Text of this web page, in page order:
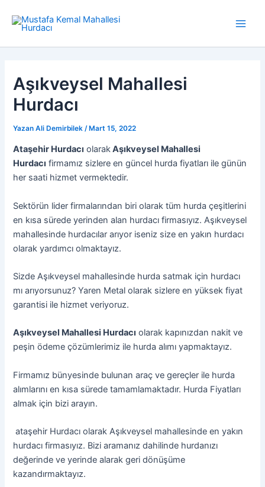
atla
Aşıkveysel Mahallesi
Hurdacı
Yazan Ali Demirbilek /Mart 15, 2022
Ataşehir Hurdacı olarakAşıkveysel Mahallesi
Hurdacı firmamız sizlere en güncel hurda fiyatları ile günün
her saati hizmet vermektedir.
Sektörün lider firmalarından biri olarak tüm hurda çeşitlerini
en kısa sürede yerinden alan hurdacı firmasıyız. Aşıkveysel
mahallesinde hurdacılar arıyor iseniz size en yakın hurdacı
olarak yardımcı olmaktayız.
Sizde Aşıkveysel mahallesinde hurda satmak için hurdacı
mı arıyorsunuz? Yaren Metal olarak sizlere en yüksek fiyat
garantisi ile hizmet veriyoruz.
Aşıkveysel Mahallesi Hurdacı olarak kapınızdan nakit ve
peşin ödeme çözümlerimiz ile hurda alımı yapmaktayız.
Firmamız bünyesinde bulunan araç ve gereçler ile hurda
alımlarını en kısa sürede tamamlamaktadır. Hurda Fiyatları
almak için bizi arayın.
ataşehir Hurdacı olarak Aşıkveysel mahallesinde en yakın
hurdacı firmasıyız. Bizi aramanız dahilinde hurdanızı
değerinde ve yerinde alarak geri dönüşüme
kazandırmaktayız.